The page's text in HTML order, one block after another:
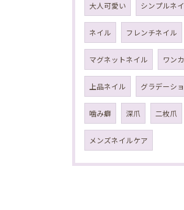
大人可愛い シンプルネ
ネイル フレンチネイル
マグネットネイル ワン
上品ネイル グラデーシ
噛み癖 深爪 二枚爪
メンズネイルケア